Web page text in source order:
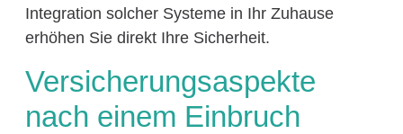
Integration solcher Systeme in Ihr Zuhause
erhöhen Sie direkt Ihre Sicherheit.
Versicherungsaspekte
nach einem Einbruch